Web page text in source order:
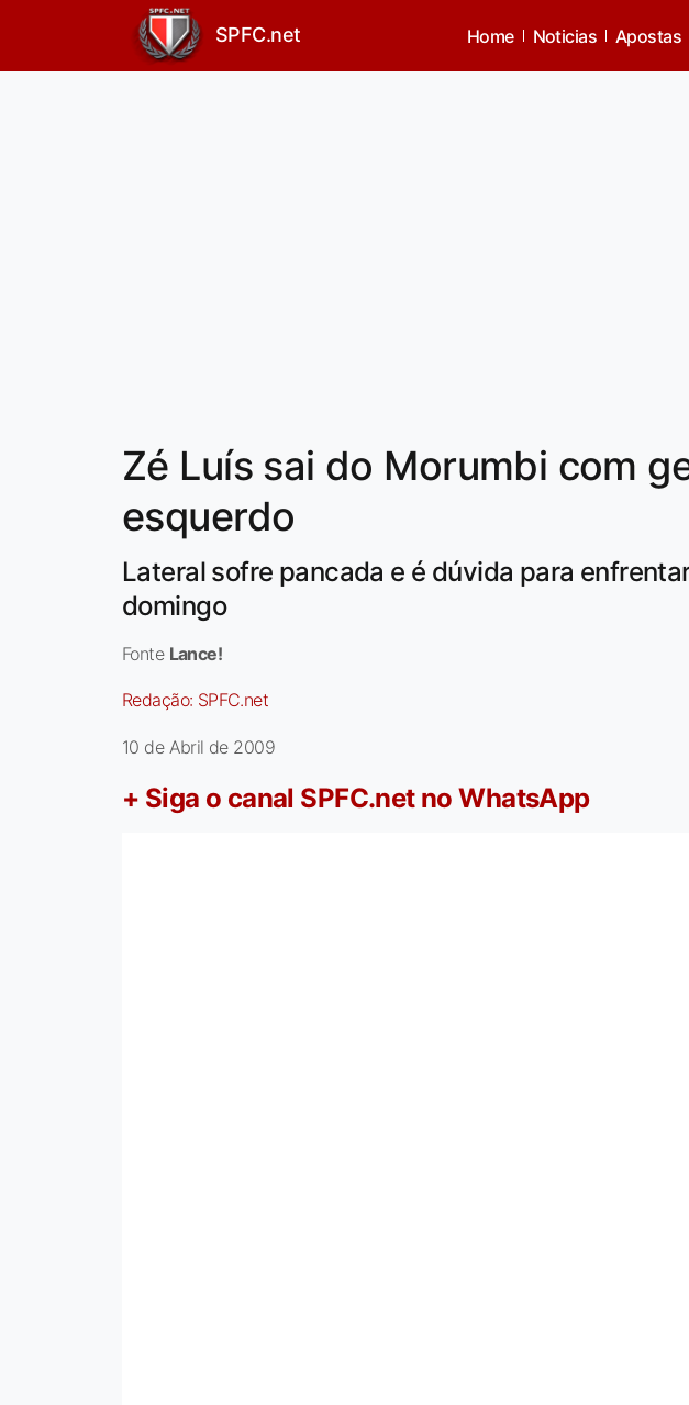
SPFC.net Home Noticias Apostas
Zé Luís sai do Morumbi com
esquerdo
Lateral sofre pancada e é dúvida para
domingo
Fonte Lance!
Redação: SPFC.net
10 de Abril de 2009
+ Siga o canal SPFC.net no WhatsApp